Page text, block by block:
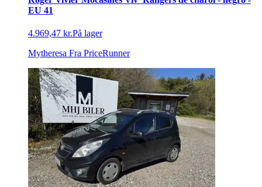
EU 41
4.969,47 kr.På lager
Mytheresa Fra PriceRunner